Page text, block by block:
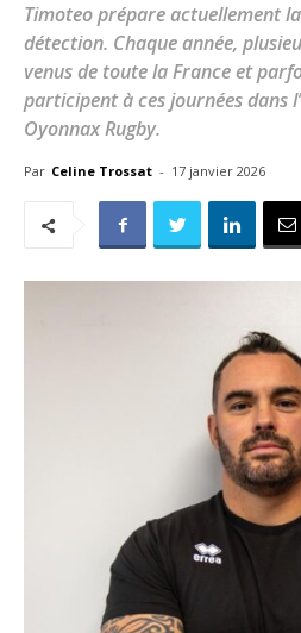
Timoteo prépare actuellement
détection. Chaque année,
venus de toute la France et
participent à ces journées dans
Oyonnax Rugby.
Par Celine Trossat - 17 janvier 2026